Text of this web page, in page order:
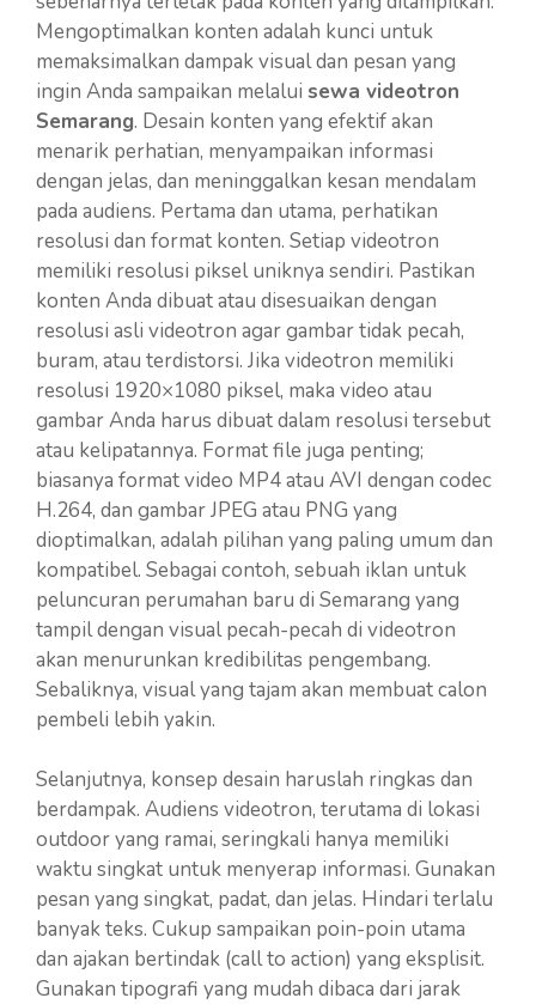
Mengoptimalkan konten adalah kunci untuk
memaksimalkan dampak visual dan pesan yang
ingin Anda sampaikan melalui sewa videotron
Semarang. Desain konten yang efektif akan
menarik perhatian, menyampaikan informasi
dengan jelas, dan meninggalkan kesan mendalam
pada audiens. Pertama dan utama, perhatikan
resolusi dan format konten. Setiap videotron
memiliki resolusi piksel uniknya sendiri. Pastikan
konten Anda dibuat atau disesuaikan dengan
resolusi asli videotron agar gambar tidak pecah,
buram, atau terdistorsi. Jika videotron memiliki
resolusi 1920×1080 piksel, maka video atau
gambar Anda harus dibuat dalam resolusi tersebut
atau kelipatannya. Format file juga penting;
biasanya format video MP4 atau AVI dengan codec
H.264, dan gambar JPEG atau PNG yang
dioptimalkan, adalah pilihan yang paling umum dan
kompatibel. Sebagai contoh, sebuah iklan untuk
peluncuran perumahan baru di Semarang yang
tampil dengan visual pecah-pecah di videotron
akan menurunkan kredibilitas pengembang.
Sebaliknya, visual yang tajam akan membuat calon
pembeli lebih yakin.
Selanjutnya, konsep desain haruslah ringkas dan
berdampak. Audiens videotron, terutama di lokasi
outdoor yang ramai, seringkali hanya memiliki
waktu singkat untuk menyerap informasi. Gunakan
pesan yang singkat, padat, dan jelas. Hindari terlalu
banyak teks. Cukup sampaikan poin-poin utama
dan ajakan bertindak (call to action) yang eksplisit.
Gunakan tipografi yang mudah dibaca dari jarak